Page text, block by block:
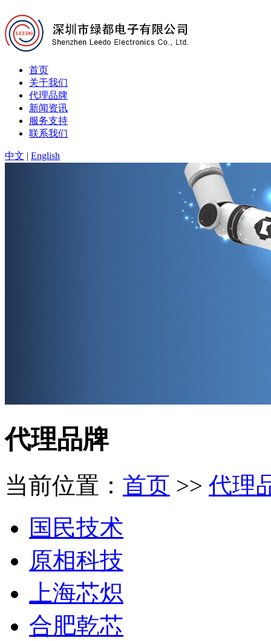
首页
关于我们
代理品牌
新闻资讯
服务支持
联系我们
中文 | English
代理品牌
当前位置： 首页 >> 代理
国民技术
原相科技
上海芯炽
合肥乾芯